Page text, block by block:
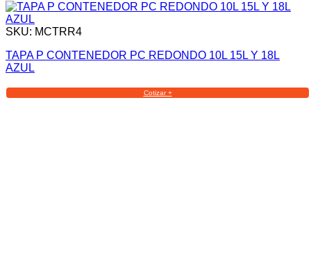
SKU: MCTRR4
TAPA P CONTENEDOR PC REDONDO 10L 15L Y 18L
AZUL
Cotizar +